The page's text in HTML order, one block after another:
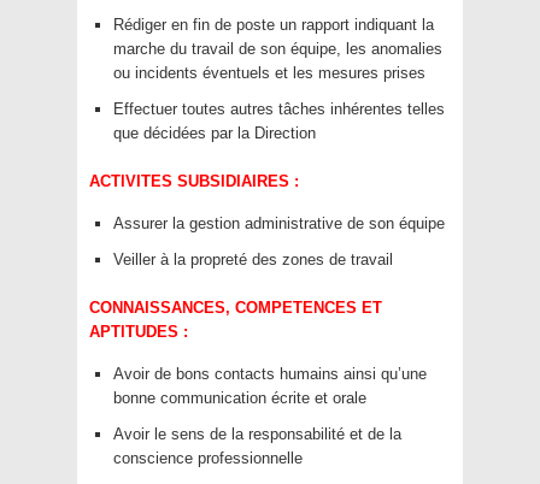
Rédiger en fin de poste un rapport indiquant la
marche du travail de son équipe, les anomalies
ou incidents éventuels et les mesures prises
Effectuer toutes autres tâches inhérentes telles
que décidées par la Direction
ACTIVITES SUBSIDIAIRES :
Assurer la gestion administrative de son équipe
Veiller à la propreté des zones de travail
CONNAISSANCES, COMPETENCES ET
APTITUDES :
Avoir de bons contacts humains ainsi qu’une
bonne communication écrite et orale
Avoir le sens de la responsabilité et de la
conscience professionnelle